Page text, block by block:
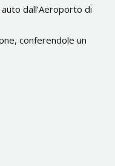
dall’Aeroporto di
conferendole un